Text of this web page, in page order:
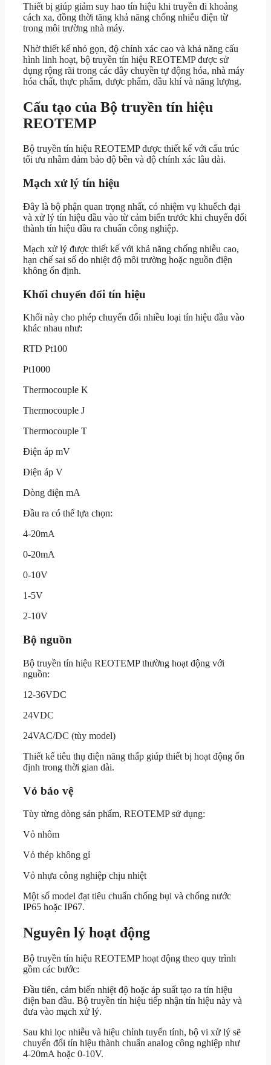
Thiết bị giúp giảm suy hao tín hiệu khi truyền đi khoảng
cách xa, đồng thời tăng khả năng chống nhiễu điện từ
trong môi trường nhà máy.
Nhờ thiết kế nhỏ gọn, độ chính xác cao và khả năng cấu
hình linh hoạt, bộ truyền tín hiệu REOTEMP được sử
dụng rộng rãi trong các dây chuyền tự động hóa, nhà máy
hóa chất, thực phẩm, dược phẩm, dầu khí và năng lượng.
Cấu tạo của Bộ truyền tín hiệu
REOTEMP
Bộ truyền tín hiệu REOTEMP được thiết kế với cấu trúc
tối ưu nhằm đảm bảo độ bền và độ chính xác lâu dài.
Mạch xử lý tín hiệu
Đây là bộ phận quan trọng nhất, có nhiệm vụ khuếch đại
và xử lý tín hiệu đầu vào từ cảm biến trước khi chuyển đổi
thành tín hiệu đầu ra chuẩn công nghiệp.
Mạch xử lý được thiết kế với khả năng chống nhiễu cao,
hạn chế sai số do nhiệt độ môi trường hoặc nguồn điện
không ổn định.
Khối chuyển đổi tín hiệu
Khối này cho phép chuyển đổi nhiều loại tín hiệu đầu vào
khác nhau như:
RTD Pt100
Pt1000
Thermocouple K
Thermocouple J
Thermocouple T
Điện áp mV
Điện áp V
Dòng điện mA
Đầu ra có thể lựa chọn:
4-20mA
0-20mA
0-10V
1-5V
2-10V
Bộ nguồn
Bộ truyền tín hiệu REOTEMP thường hoạt động với
nguồn:
12-36VDC
24VDC
24VAC/DC (tùy model)
Thiết kế tiêu thụ điện năng thấp giúp thiết bị hoạt động ổn
định trong thời gian dài.
Vỏ bảo vệ
Tùy từng dòng sản phẩm, REOTEMP sử dụng:
Vỏ nhôm
Vỏ thép không gỉ
Vỏ nhựa công nghiệp chịu nhiệt
Một số model đạt tiêu chuẩn chống bụi và chống nước
IP65 hoặc IP67.
Nguyên lý hoạt động
Bộ truyền tín hiệu REOTEMP hoạt động theo quy trình
gồm các bước:
Đầu tiên, cảm biến nhiệt độ hoặc áp suất tạo ra tín hiệu
điện ban đầu. Bộ truyền tín hiệu tiếp nhận tín hiệu này và
đưa vào mạch xử lý.
Sau khi lọc nhiễu và hiệu chỉnh tuyến tính, bộ vi xử lý sẽ
chuyển đổi tín hiệu thành chuẩn analog công nghiệp như
4-20mA hoặc 0-10V.